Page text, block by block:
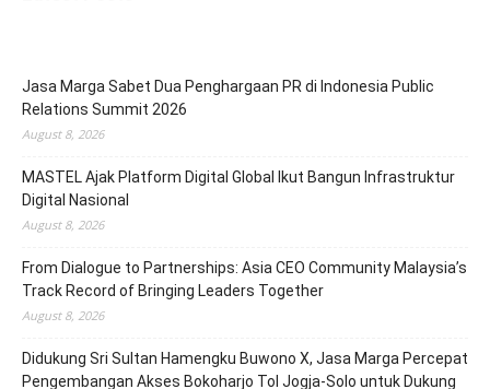
Jasa Marga Sabet Dua Penghargaan PR di Indonesia Public
Relations Summit 2026
August 8, 2026
MASTEL Ajak Platform Digital Global Ikut Bangun Infrastruktur
Digital Nasional
August 8, 2026
From Dialogue to Partnerships: Asia CEO Community Malaysia’s
Track Record of Bringing Leaders Together
August 8, 2026
Didukung Sri Sultan Hamengku Buwono X, Jasa Marga Percepat
Pengembangan Akses Bokoharjo Tol Jogja-Solo untuk Dukung